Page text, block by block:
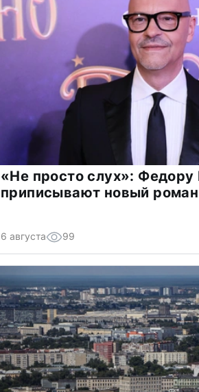
«Не просто слух»: Федору
приписывают новый
6 августа 99